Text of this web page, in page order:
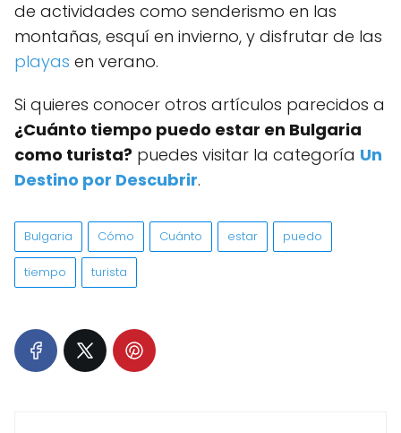
de actividades como senderismo en las
montañas, esquí en invierno, y disfrutar de las
playas en verano.
Si quieres conocer otros artículos parecidos a
¿Cuánto tiempo puedo estar en Bulgaria
como turista? puedes visitar la categoría Un
Destino por Descubrir.
Bulgaria Cómo Cuánto estar puedo
tiempo turista